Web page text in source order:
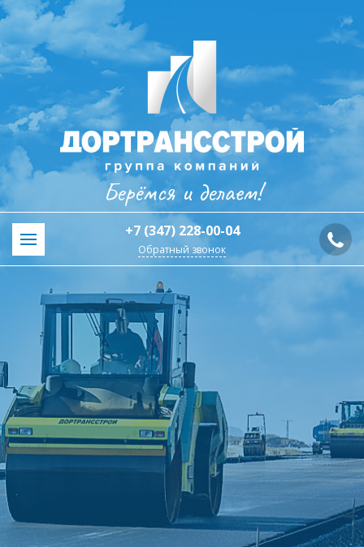
Берёмся и делаем!
+7 (347) 228-00-04
Обратный звонок